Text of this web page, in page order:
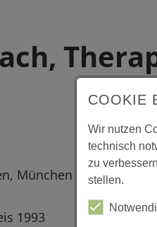
München
1993
COOKIE
Wir nutzen
technisch
zu
stellen.